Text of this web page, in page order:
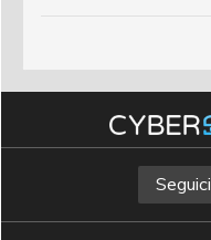
Seguici